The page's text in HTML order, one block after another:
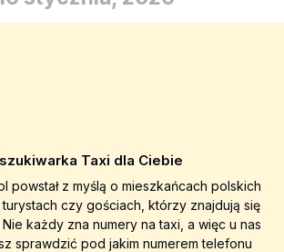
Taxi dla Ciebie
powstał z myślą o mieszkańcach polskich
czy gościach, którzy znajdują się
każdy zna numery na taxi, a więc u nas
sprawdzić pod jakim numerem telefonu